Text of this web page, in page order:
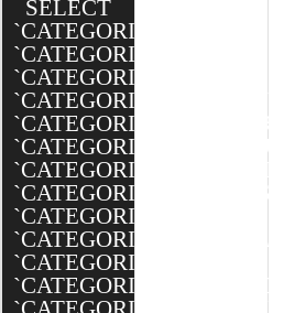
SELECT
`CATEGORIE`.`ID`,
`CATEGORIE`.`TITRE`,
`CATEGORIE`.`TEXTE`,
`CATEGORIE`.`ORDRE`,
`CATEGORIE`.`ACCUEIL`,
`CATEGORIE`.`ACTIVE`,
`CATEGORIE`.`CREATED`,